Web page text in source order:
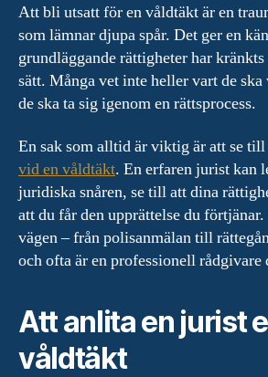
Att bli utsatt för en våldtäkt är en
som lämnar djupa spår. Det ger en
grundläggande rättigheter har
sätt. Många vet inte heller vart de
de ska ta sig igenom en rättsprocess.
En sak som alltid är viktig är att se
vid en våldtäkt. En erfaren jurist kan
juridiska snåren, se till att dina
att du får den upprättelse du förtjänar.
vägen – från polisanmälan till
och ofta är en professionell rådgivare
Att anlita en jurist
våldtäkt